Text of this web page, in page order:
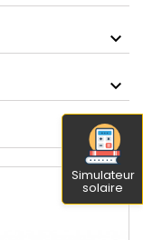
Simulateur
solaire